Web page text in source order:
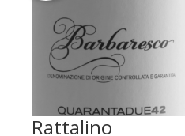
Rattalino